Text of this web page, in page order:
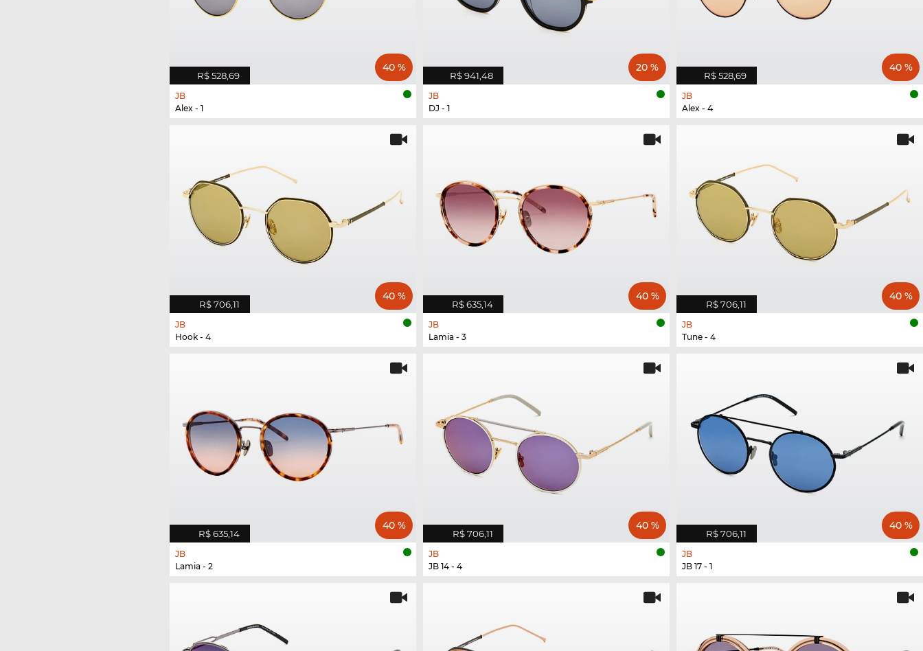
R$ 528,69
40 %
JB
Alex - 1
R$ 941,48
20 %
JB
DJ - 1
R$ 528,69
40 %
JB
Alex - 4
R$ 706,11
40 %
JB
Hook - 4
R$ 635,14
40 %
JB
Lamia - 3
R$ 706,11
40 %
JB
Tune - 4
R$ 635,14
40 %
JB
Lamia - 2
R$ 706,11
40 %
JB
JB 14 - 4
R$ 706,11
40 %
JB
JB 17 - 1